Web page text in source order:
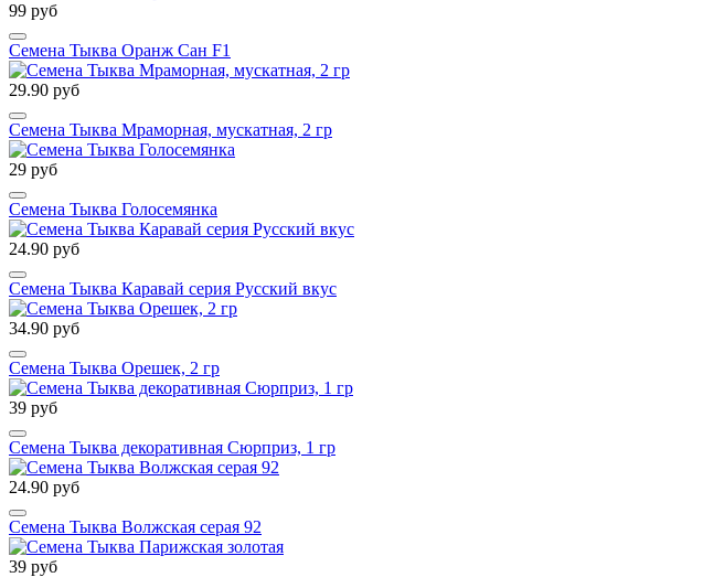
99 руб
Семена Тыква Оранж Сан F1
29.90 руб
Семена Тыква Мраморная, мускатная, 2 гр
29 руб
Семена Тыква Голосемянка
24.90 руб
Семена Тыква Каравай серия Русский вкус
34.90 руб
Семена Тыква Орешек, 2 гр
39 руб
Семена Тыква декоративная Сюрприз, 1 гр
24.90 руб
Семена Тыква Волжская серая 92
39 руб